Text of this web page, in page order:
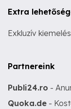
Extra
Exkluzív kiemelés
Partnereink
Publi24.ro -
Quoka.de -